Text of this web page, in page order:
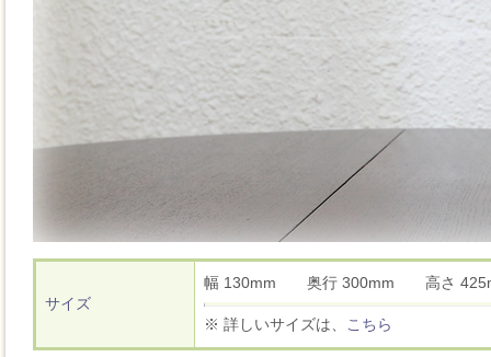
サイズ
幅 130mm 奥行 300mm 高さ
※ 詳しいサイズは、 こちら